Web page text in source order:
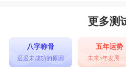
更多测
八字称骨
迟迟未成功的原因
五年运势
未来5年发展